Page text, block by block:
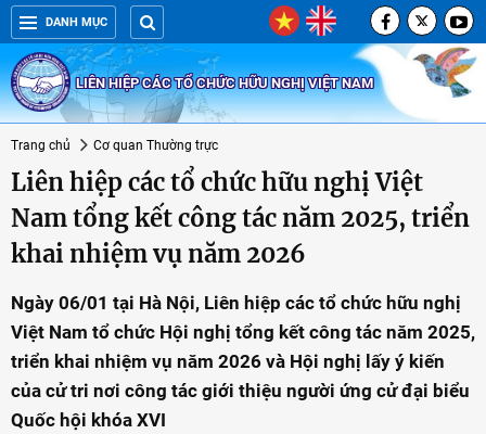
DANH MỤC
LIÊN HIỆP CÁC TỔ CHỨC HỮU NGHỊ VIỆT NAM
Trang chủ Cơ quan Thường trực
Liên hiệp các tổ chức hữu nghị Việt
Nam tổng kết công tác năm 2025, triển
khai nhiệm vụ năm 2026
Ngày 06/01 tại Hà Nội, Liên hiệp các tổ chức hữu nghị
Việt Nam tổ chức Hội nghị tổng kết công tác năm 2025,
triển khai nhiệm vụ năm 2026 và Hội nghị lấy ý kiến
của cử tri nơi công tác giới thiệu người ứng cử đại biểu
Quốc hội khóa XVI